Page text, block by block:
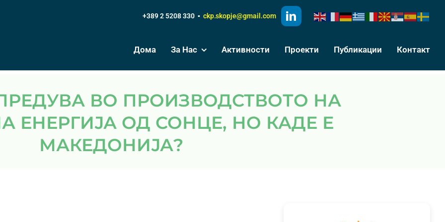
+389 2 5208 330 ▪ ckp.skopje@gmail.com
Дома За Нас Активности Проекти Публикации Контакт
ЕНЕРГИЈА ОД СОНЦЕ, НО КАДЕ Е
МАКЕДОНИЈА?